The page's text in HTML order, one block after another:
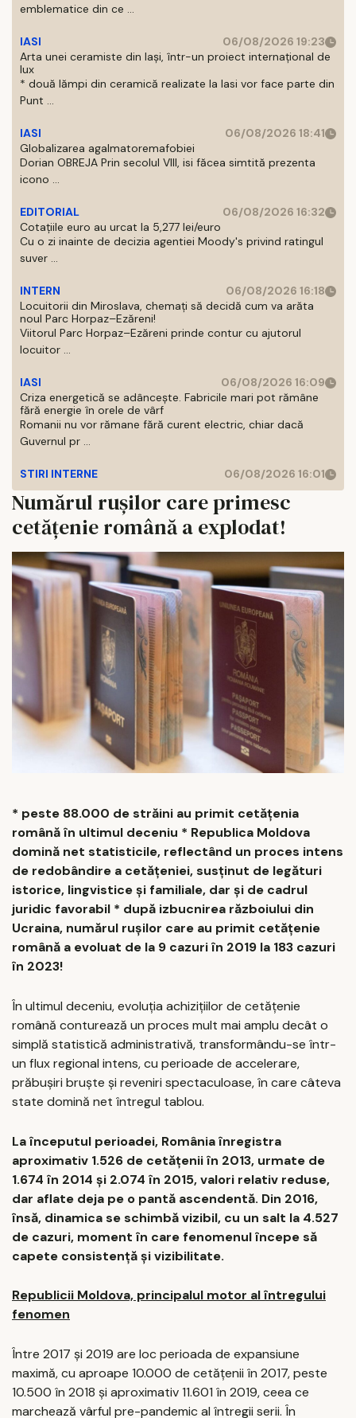
emblematice din ce ...
IASI
06/08/2026 19:23
Arta unei ceramiste din Iași, într-un proiect internațional de
lux
* două lămpi din ceramică realizate la Iasi vor face parte din
Punt ...
IASI
06/08/2026 18:41
Globalizarea agalmatoremafobiei
Dorian OBREJA Prin secolul VIII, isi făcea simtită prezenta
icono ...
EDITORIAL
06/08/2026 16:32
Cotațiile euro au urcat la 5,277 lei/euro
Cu o zi inainte de decizia agentiei Moody's privind ratingul
suver ...
INTERN
06/08/2026 16:18
Locuitorii din Miroslava, chemați să decidă cum va arăta
noul Parc Horpaz–Ezăreni!
Viitorul Parc Horpaz–Ezăreni prinde contur cu ajutorul
locuitor ...
IASI
06/08/2026 16:09
Criza energetică se adâncește. Fabricile mari pot rămâne
fără energie în orele de vârf
Romanii nu vor rămane fără curent electric, chiar dacă
Guvernul pr ...
STIRI INTERNE 06/08/2026 16:01
Numărul rușilor care primesc
cetățenie română a explodat!
* peste 88.000 de străini au primit cetățenia
română în ultimul deceniu * Republica Moldova
domină net statisticile, reflectând un proces intens
de redobândire a cetățeniei, susținut de legături
istorice, lingvistice și familiale, dar și de cadrul
juridic favorabil * după izbucnirea războiului din
Ucraina, numărul rușilor care au primit cetățenie
română a evoluat de la 9 cazuri în 2019 la 183 cazuri
în 2023!
În ultimul deceniu, evoluția achizițiilor de cetățenie
română conturează un proces mult mai amplu decât o
simplă statistică administrativă, transformându-se într-
un flux regional intens, cu perioade de accelerare,
prăbușiri bruște și reveniri spectaculoase, în care câteva
state domină net întregul tablou.
La începutul perioadei, România înregistra
aproximativ 1.526 de cetățenii în 2013, urmate de
1.674 în 2014 și 2.074 în 2015, valori relativ reduse,
dar aflate deja pe o pantă ascendentă. Din 2016,
însă, dinamica se schimbă vizibil, cu un salt la 4.527
de cazuri, moment în care fenomenul începe să
capete consistență și vizibilitate.
Republicii Moldova, principalul motor al întregului
fenomen
Între 2017 și 2019 are loc perioada de expansiune
maximă, cu aproape 10.000 de cetățenii în 2017, peste
10.500 în 2018 și aproximativ 11.601 în 2019, ceea ce
marchează vârful pre-pandemic al întregii serii. În